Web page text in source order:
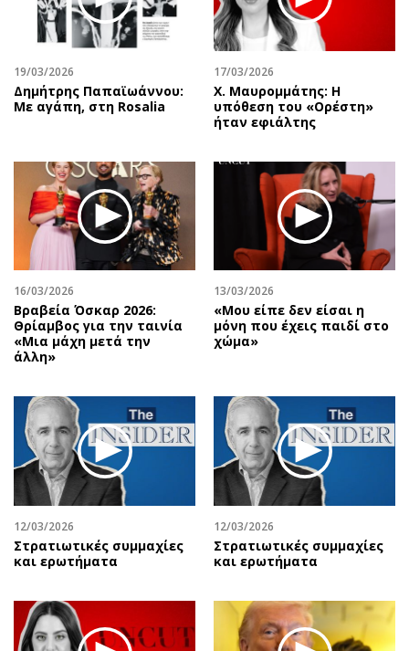
19/03/2026
Δημήτρης Παπαϊωάννου:
Με αγάπη, στη Rosalia
17/03/2026
Χ. Μαυρομμάτης: Η
υπόθεση του «Ορέστη»
ήταν εφιάλτης
16/03/2026
Βραβεία Όσκαρ 2026:
Θρίαμβος για την ταινία
«Μια μάχη μετά την
άλλη»
13/03/2026
«Μου είπε δεν είσαι η
μόνη που έχεις παιδί στο
χώμα»
12/03/2026
Στρατιωτικές συμμαχίες
και ερωτήματα
12/03/2026
Στρατιωτικές συμμαχίες
και ερωτήματα